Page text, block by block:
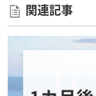
関連記事